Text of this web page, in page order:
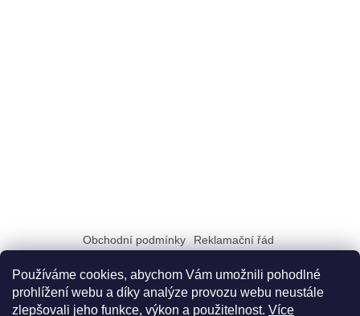
Používáme cookies, abychom Vám umožnili pohodlné
prohlížení webu a díky analýze provozu webu neustále
zlepšovali jeho funkce, výkon a použitelnost. Více
Obchodní podmínky
Reklamační řád
Doprava a možnosti platby
Dokumenty na stiahnutie